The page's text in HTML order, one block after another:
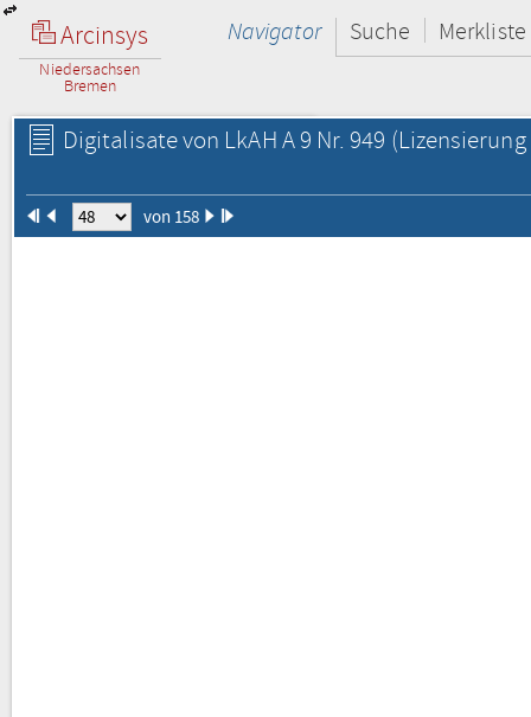
Arcinsys
Niedersachsen
Bremen
Navigator Suche Merkliste
Digitalisate von LkAH A 9 Nr. 949
von 158